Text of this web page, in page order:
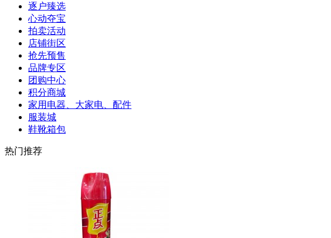
逐户臻选
心动夺宝
拍卖活动
店铺街区
抢先预售
品牌专区
团购中心
积分商城
家用电器、大家电、配件
服装城
鞋靴箱包
热门推荐